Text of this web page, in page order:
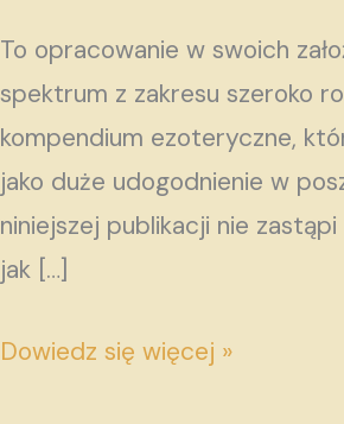
To opracowanie w swoich
spektrum z zakresu szeroko
kompendium ezoteryczne,
jako duże udogodnienie w
niniejszej publikacji nie
jak […]
Dowiedz się więcej »